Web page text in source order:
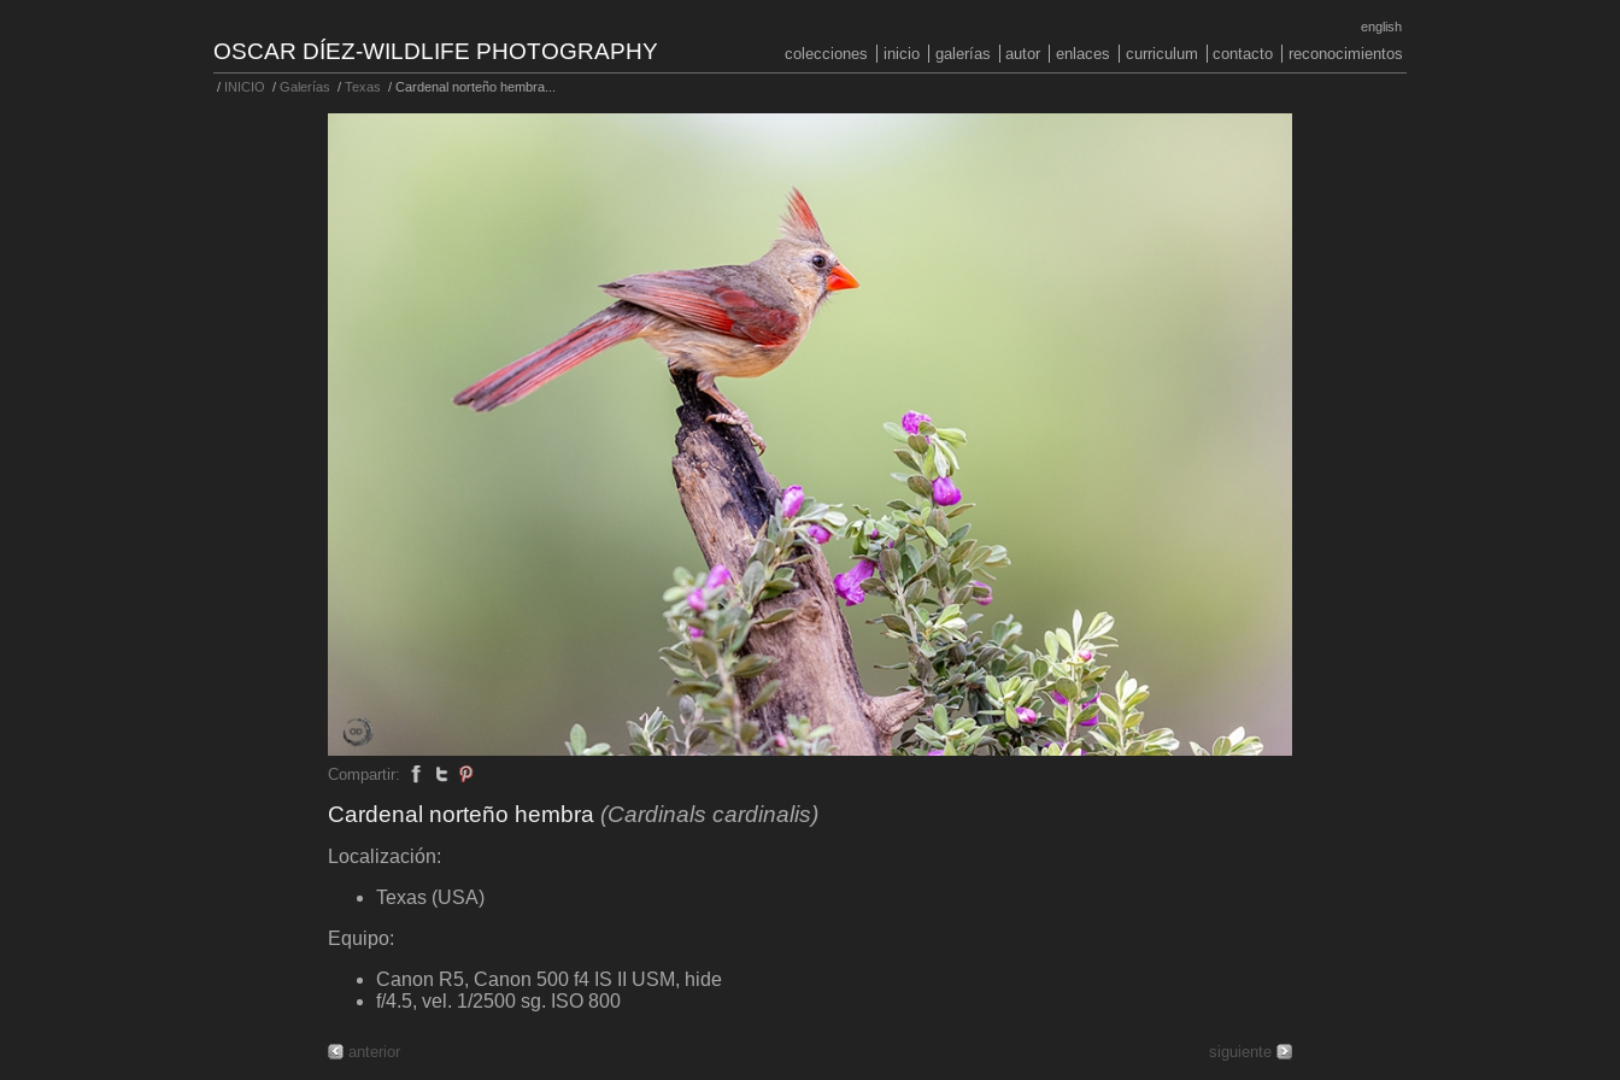
english
OSCAR DÍEZ-WILDLIFE PHOTOGRAPHY colecciones inicio galerías autor enlaces curriculum contacto reconocimientos
/ INICIO / Galerías / Texas / Cardenal norteño hembra...
Compartir:
Cardenal norteño hembra (Cardinals cardinalis)
Localización:
Texas (USA)
Equipo:
Canon R5, Canon 500 f4 IS II USM, hide
f/4.5, vel. 1/2500 sg. ISO 800
anterior siguiente